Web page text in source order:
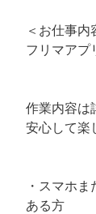
＜お仕事内
フリマアプ
作業内容は
安心して楽
・スマホ
ある方